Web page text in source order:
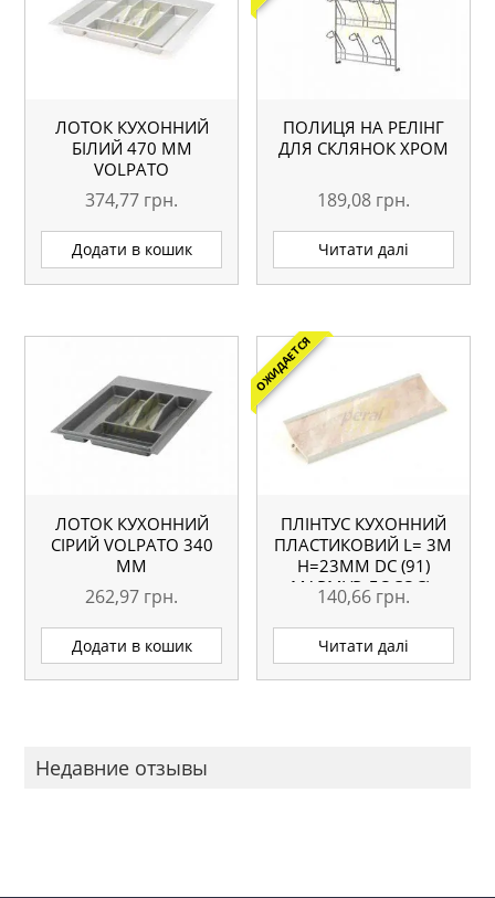
ЛОТОК КУХОННИЙ
БІЛИЙ 470 ММ
VOLPATO
374,77 грн.
Додати в кошик
ПОЛИЦЯ НА РЕЛІНГ
ДЛЯ СКЛЯНОК ХРОМ
189,08 грн.
Читати далі
ЛОТОК КУХОННИЙ
СІРИЙ VOLPATO 340
ММ
262,97 грн.
Додати в кошик
ОЖИДАЕТСЯ
ПЛІНТУС КУХОННИЙ
ПЛАСТИКОВИЙ L= 3М
H=23ММ DC (91)
МАРМУР ЛОСОСЬ
140,66 грн.
Читати далі
Недавние отзывы